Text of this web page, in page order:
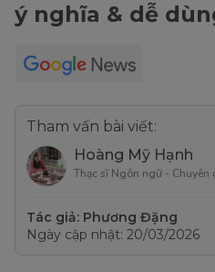
ý nghĩa & dễ
Tham vấn bài viết:
Hoàng Mỹ Hạnh
Thạc sĩ Ngôn ngữ - Chuyên
Tác giả: Phương Đặng
Ngày cập nhật: 20/03/2026